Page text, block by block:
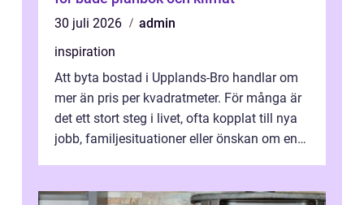
30 juli 2026
admin
inspiration
Att byta bostad i Upplands-Bro handlar om
mer än pris per kvadratmeter. För många är
det ett stort steg i livet, ofta kopplat till nya
jobb, familjesituationer eller önskan om en